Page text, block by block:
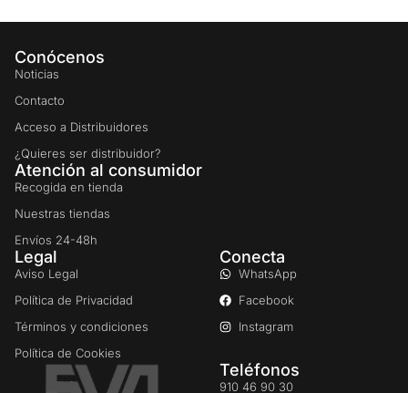
Conócenos
Noticias
Contacto
Acceso a Distribuidores
¿Quieres ser distribuidor?
Atención al consumidor
Recogida en tienda
Nuestras tiendas
Envíos 24-48h
Legal
Aviso Legal
Política de Privacidad
Términos y condiciones
Política de Cookies
Conecta
WhatsApp
Facebook
Instagram
Teléfonos
910 46 90 30